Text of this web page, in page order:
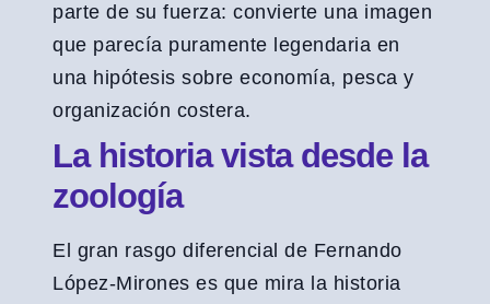
parte de su fuerza: convierte una imagen
que parecía puramente legendaria en
una hipótesis sobre economía, pesca y
organización costera.
La historia vista desde la
zoología
El gran rasgo diferencial de Fernando
López-Mirones es que mira la historia